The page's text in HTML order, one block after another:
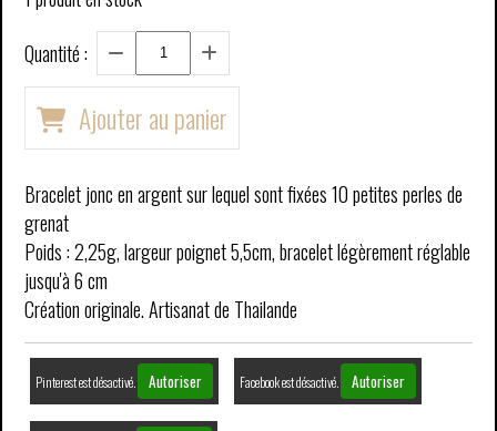
Quantité :
Ajouter au panier
Bracelet jonc en argent sur lequel sont fixées 10 petites perles de
grenat
Poids : 2,25g, largeur poignet 5,5cm, bracelet légèrement réglable
jusqu'à 6 cm
Création originale. Artisanat de Thailande
Pinterest est désactivé. Autoriser Facebook est désactivé. Autoriser